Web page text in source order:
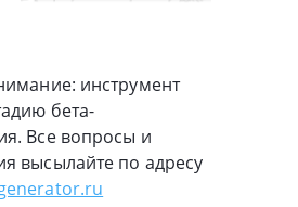
инструмент
бета-
Все вопросы и
высылайте по адресу